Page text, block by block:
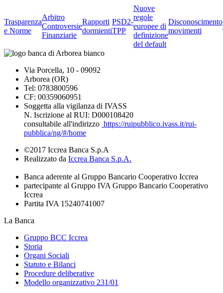
Trasparenza
e Norme
Arbitro
Controversie
Finanziarie
Rapporti
dormienti
PSD2-
TPP
Nuove
regole
europee di
definizione
del default
Disconoscimento
movimenti
Via Porcella, 10 - 09092
Arborea (OR)
Tel: 0783800596
CF: 00359060951
Soggetta alla vigilanza di IVASS
N. Iscrizione al RUI: D000108420
consultabile all'indirizzo https://ruipubblico.ivass.it/rui-
pubblica/ng/#/home
©2017 Iccrea Banca S.p.A
Realizzato da Iccrea Banca S.p.A.
Banca aderente al Gruppo Bancario Cooperativo Iccrea
partecipante al Gruppo IVA Gruppo Bancario Cooperativo
Iccrea
Partita IVA 15240741007
La Banca
Gruppo BCC Iccrea
Storia
Organi Sociali
Statuto e Bilanci
Procedure deliberative
Modello organizzativo 231/01